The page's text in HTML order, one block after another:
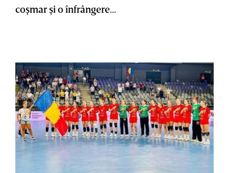
coşmar şi o înfrângere...